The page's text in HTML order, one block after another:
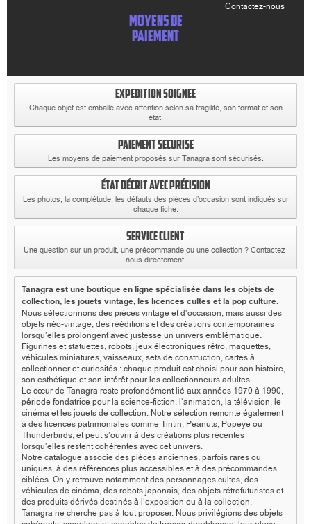
Contactez-nous
MOYENS DE
PAIEMENT
EXPEDITION SOIGNEE
Chaque objet est emballé avec attention selon sa fragilité, son format et son
état.
PAIEMENT SECURISE
Les moyens de paiement proposés sur Tanagra sont sécurisés.
ÉTAT DÉCRIT AVEC PRÉCISION
Les photos, la complétude, les défauts des pièces d’occasion sont indiqués sur
chaque fiche.
SERVICE CLIENT
Une question sur un produit, une précommande ou une collection ? Contactez-
nous directement.
Tanagra est une boutique en ligne spécialisée dans les objets de
collection, les jouets vintage, les licences cultes et la pop culture.
Nous sélectionnons des pièces vintage et d’occasion, mais aussi des
objets néo-vintage, des rééditions et des créations contemporaines
lorsqu’elles prolongent avec justesse un univers emblématique.
Figurines et statuettes, robots, jeux électroniques rétro, maquettes,
véhicules miniatures, vaisseaux, sets de construction, cartes à
collectionner et curiosités : chaque produit est choisi pour son histoire,
son esthétique et son intérêt pour les collectionneurs adultes.
Le cœur de Tanagra reste profondément lié aux années 1970 à 1990,
période fondatrice pour la science-fiction, l’animation, la télévision, le
cinéma et les jouets de collection. Notre sélection remonte également
à des licences patrimoniales comme Tintin, Peanuts, Popeye ou
Thunderbirds, et peut s’ouvrir à des créations plus récentes
lorsqu’elles restent cohérentes avec cet univers.
Notre catalogue associe des pièces anciennes, parfois rares ou
uniques, à des références plus accessibles et à des précommandes
ciblées. On y retrouve notamment des personnages cultes, des
véhicules de cinéma, des robots japonais, des objets rétrofuturistes et
des produits dérivés destinés à l’exposition ou à la collection.
Tanagra ne cherche pas à tout proposer. Nous privilégions des objets